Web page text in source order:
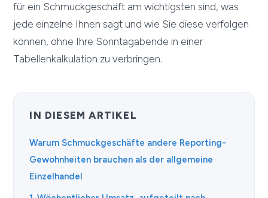
für ein Schmuckgeschäft am wichtigsten sind, was
jede einzelne Ihnen sagt und wie Sie diese verfolgen
können, ohne Ihre Sonntagabende in einer
Tabellenkalkulation zu verbringen.
IN DIESEM ARTIKEL
Warum Schmuckgeschäfte andere Reporting-
Gewohnheiten brauchen als der allgemeine
Einzelhandel